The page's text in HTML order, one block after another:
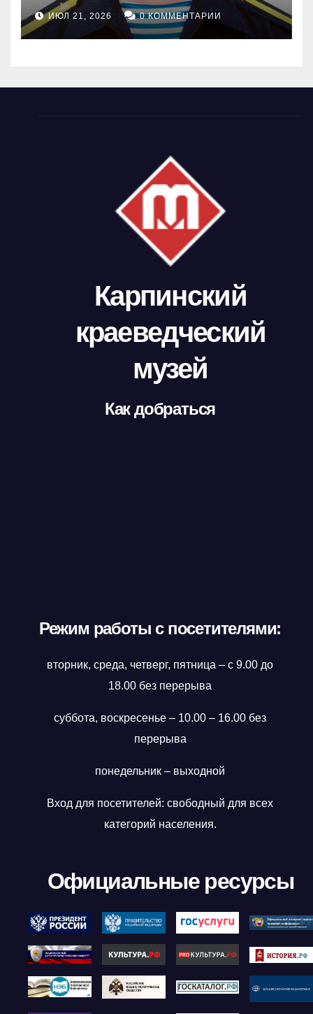
ИЮЛ 21, 2026 0 КОММЕНТАРИИ
Карпинский
краеведческий
музей
Как добраться
Режим работы с посетителями:
вторник, среда, четверг, пятница – с 9.00 до
18.00 без перерыва
суббота, воскресенье – 10.00 – 16.00 без
перерыва
понедельник – выходной
Вход для посетителей: свободный для всех
категорий населения.
Официальные ресурсы